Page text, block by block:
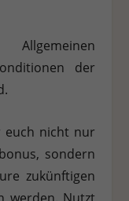
der
euch nicht nur
sondern
zukünftigen
werden. Nutzt